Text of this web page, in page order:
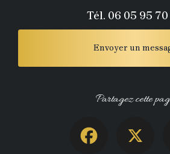
Tél. 06 05 95
Envoyer un
Partagez cette